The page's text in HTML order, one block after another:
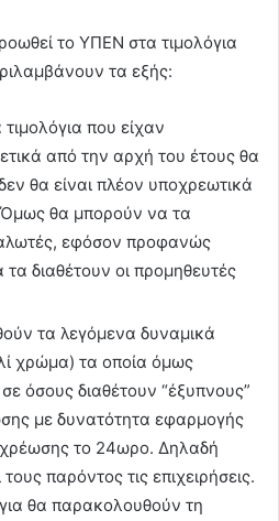
το ΥΠΕΝ στα τιμολόγια
τα εξής:
που είχαν
από την αρχή του έτους θα
θα είναι πλέον υποχρεωτικά
θα μπορούν να τα
εφόσον προφανώς
διαθέτουν οι προμηθευτές
τα λεγόμενα δυναμικά
χρώμα) τα οποία όμως
όσους διαθέτουν “έξυπνους”
με δυνατότητα εφαρμογής
το 24ωρο. Δηλαδή
παρόντος τις επιχειρήσεις.
θα παρακολουθούν τη